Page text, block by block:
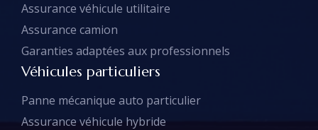
Assurance véhicule utilitaire
Assurance camion
Garanties adaptées aux professionnels
Véhicules particuliers
Panne mécanique auto particulier
Assurance véhicule hybride